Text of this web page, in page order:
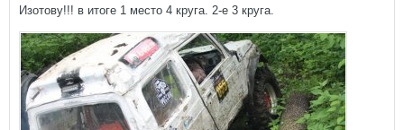
Изотову!!! в итоге 1 место 4 круга. 2-е 3 круга.